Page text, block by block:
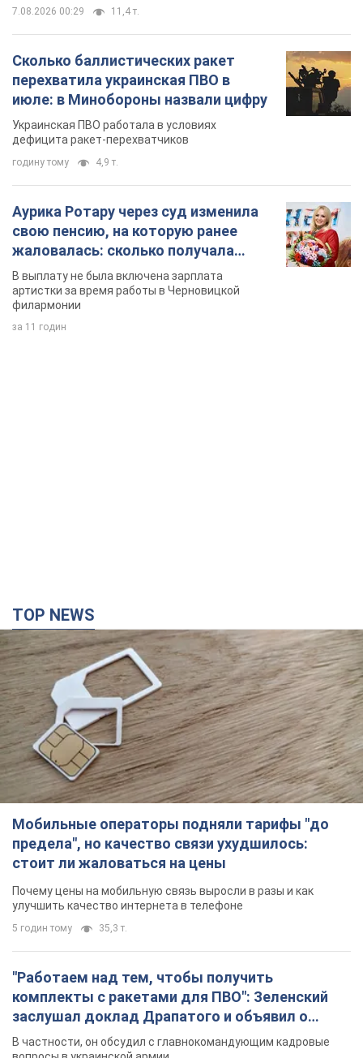
7.08.2026 00:29 11,4 т.
Сколько баллистических ракет
перехватила украинская ПВО в
июле: в Минобороны назвали цифру
Украинская ПВО работала в условиях
дефицита ракет-перехватчиков
годину тому 4,9 т.
Аурика Ротару через суд изменила
свою пенсию, на которую ранее
жаловалась: сколько получала
певица
В выплату не была включена зарплата
артистки за время работы в Черновицкой
филармонии
за 11 годин
TOP NEWS
Мобильные операторы подняли тарифы "до
предела", но качество связи ухудшилось:
стоит ли жаловаться на цены
Почему цены на мобильную связь выросли в разы и как
улучшить качество интернета в телефоне
5 годин тому 35,3 т.
"Работаем над тем, чтобы получить
комплекты с ракетами для ПВО": Зеленский
заслушал доклад Драпатого и объявил о
новых мерах
В частности, он обсудил с главнокомандующим кадровые